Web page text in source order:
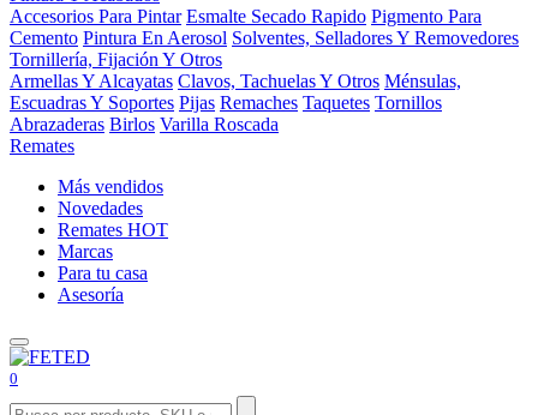
Accesorios Para Pintar Esmalte Secado Rapido Pigmento Para
Cemento Pintura En Aerosol Solventes, Selladores Y Removedores
Tornillería, Fijación Y Otros
Armellas Y Alcayatas Clavos, Tachuelas Y Otros Ménsulas,
Escuadras Y Soportes Pijas Remaches Taquetes Tornillos
Abrazaderas Birlos Varilla Roscada
Remates
Más vendidos
Novedades
Remates HOT
Marcas
Para tu casa
Asesoría
0